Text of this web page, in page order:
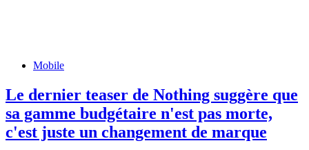
Mobile
Le dernier teaser de Nothing suggère que
sa gamme budgétaire n'est pas morte,
c'est juste un changement de marque